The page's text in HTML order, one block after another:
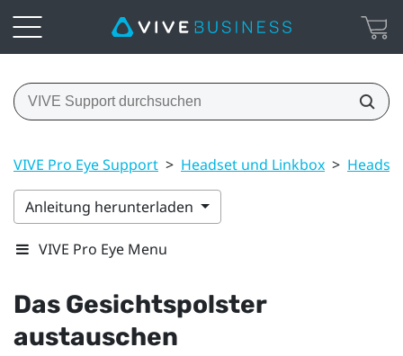
VIVE Pro Eye Support > Headset und Linkbox > Headset
Anleitung herunterladen
VIVE Pro Eye Menu
Das Gesichtspolster
austauschen